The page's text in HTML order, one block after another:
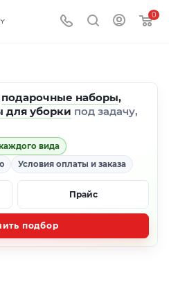
0
подарочные наборы,
для уборки под задачу,
вида
Условия оплаты и заказа
Прайс
подбор